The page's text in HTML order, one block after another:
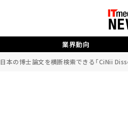
業界動向
日本の博士論文を横断検索できる「CiNii